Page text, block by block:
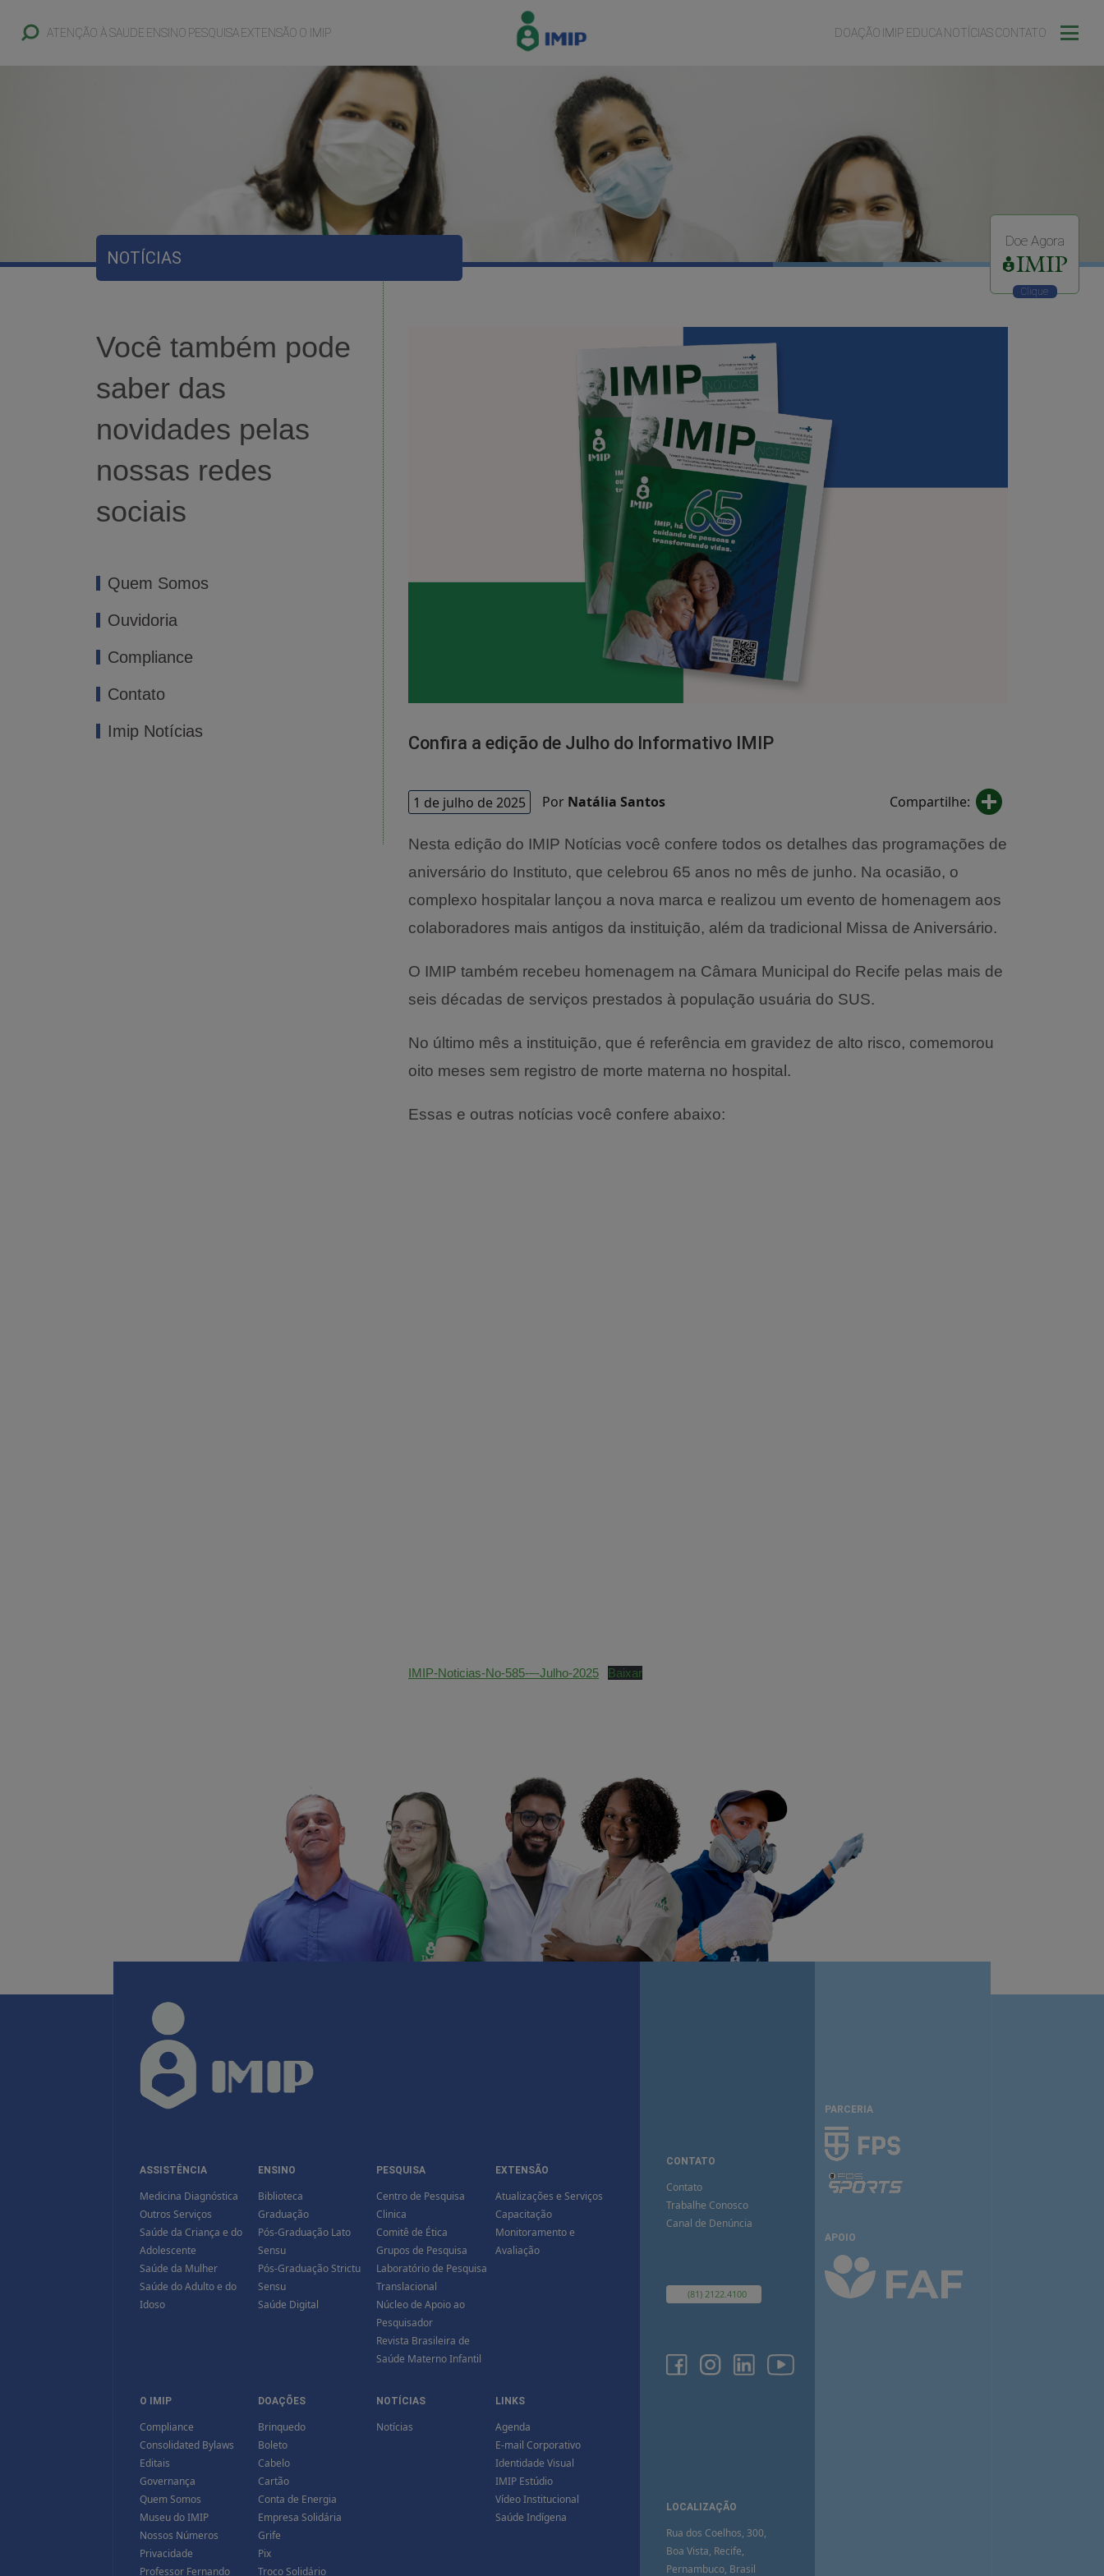
ATENÇÃO À SAUDE ENSINO PESQUISAEXTENSÃO O IMIP DOAÇÃO IMIP EDUCANOTÍCIASCONTATO
NOTÍCIAS
Doe Agora
Você também pode
saber das
novidades pelas
nossas redes
sociais
Quem Somos
Ouvidoria
Compliance
Contato
Imip Notícias
Confira a edição de Julho do Informativo IMIP
1 de julho de 2025 Por Natália Santos Compartilhe:
Nesta edição do IMIP Notícias você confere todos os detalhes das programações de
aniversário do Instituto, que celebrou 65 anos no mês de junho. Na ocasião, o
complexo hospitalar lançou a nova marca e realizou um evento de homenagem aos
colaboradores mais antigos da instituição, além da tradicional Missa de Aniversário.
O IMIP também recebeu homenagem na Câmara Municipal do Recife pelas mais de
seis décadas de serviços prestados à população usuária do SUS.
No último mês a instituição, que é referência em gravidez de alto risco, comemorou
oito meses sem registro de morte materna no hospital.
Essas e outras notícias você confere abaixo:
IMIP-Noticias-No-585-–-Julho-2025 Baixar
ASSISTÊNCIA
Medicina Diagnóstica
Outros Serviços
Saúde da Criança e do
Adolescente
Saúde da Mulher
Saúde do Adulto e do
Idoso
ENSINO
Biblioteca
Graduação
Pós-Graduação Lato
Sensu
Pós-Graduação Strictu
Sensu
Saúde Digital
PESQUISA
Centro de Pesquisa
Clinica
Comitê de Ética
Grupos de Pesquisa
Laboratório de Pesquisa
Translacional
Núcleo de Apoio ao
Pesquisador
Revista Brasileira de
Saúde Materno Infantil
EXTENSÃO
Atualizações e Serviços
Capacitação
Monitoramento e
Avaliação
O IMIP
Compliance
Consolidated Bylaws
Editais
Governança
Quem Somos
Museu do IMIP
Nossos Números
Privacidade
Professor Fernando
DOAÇÕES
Brinquedo
Boleto
Cabelo
Cartão
Conta de Energia
Empresa Solidária
Grife
Pix
Troco Solidário
NOTÍCIAS
Notícias
LINKS
Agenda
E-mail Corporativo
Identidade Visual
IMIP Estúdio
Vídeo Institucional
Saúde Indígena
CONTATO
Contato
Trabalhe Conosco
Canal de Denúncia
(81) 2122.4100
LOCALIZAÇÃO
Rua dos Coelhos, 300,
Boa Vista, Recife,
Pernambuco, Brasil
PARCERIA
APOIO